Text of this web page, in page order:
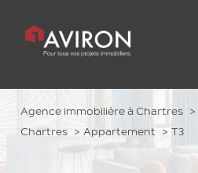
Agence immobilière à Chartres
Chartres
Appartement T3